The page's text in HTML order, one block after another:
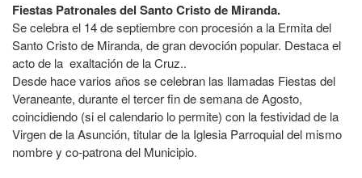
Fiestas Patronales del Santo Cristo de Miranda.
Se celebra el 14 de septiembre con procesión a la Ermita del
Santo Cristo de Miranda, de gran devoción popular. Destaca el
acto de la exaltación de la Cruz..
Desde hace varios años se celebran las llamadas Fiestas del
Veraneante, durante el tercer fin de semana de Agosto,
coincidiendo (si el calendario lo permite) con la festividad de la
Virgen de la Asunción, titular de la Iglesia Parroquial del mismo
nombre y co-patrona del Municipio.